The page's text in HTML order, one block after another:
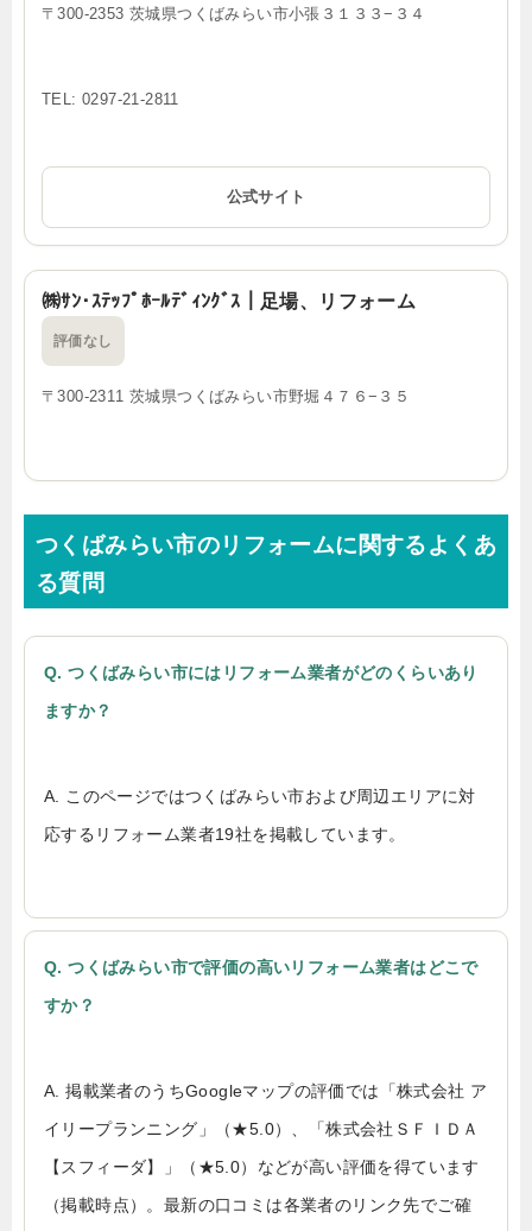
〒300-2353 茨城県つくばみらい市小張３１３３−３４
TEL: 0297-21-2811
公式サイト
㈱ｻﾝ･ｽﾃｯﾌﾟﾎｰﾙﾃﾞｨﾝｸﾞｽ｜足場、リフォーム
評価なし
〒300-2311 茨城県つくばみらい市野堀４７６−３５
つくばみらい市のリフォームに関するよくあ
る質問
Q. つくばみらい市にはリフォーム業者がどのくらいあり
ますか？
A. このページではつくばみらい市および周辺エリアに対
応するリフォーム業者19社を掲載しています。
Q. つくばみらい市で評価の高いリフォーム業者はどこで
すか？
A. 掲載業者のうちGoogleマップの評価では「株式会社 ア
イリープランニング」（★5.0）、「株式会社ＳＦＩＤＡ
【スフィーダ】」（★5.0）などが高い評価を得ています
（掲載時点）。最新の口コミは各業者のリンク先でご確